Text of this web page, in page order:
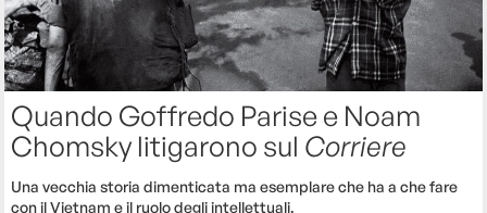
Quando Goffredo Parise e Noam
Chomsky litigarono sul Corriere
Una vecchia storia dimenticata ma esemplare che ha a che fare
con il Vietnam e il ruolo degli intellettuali.